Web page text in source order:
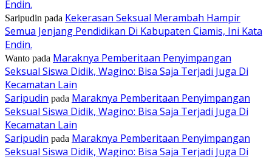
Endin.
Saripudin pada Kekerasan Seksual Merambah Hampir
Semua Jenjang Pendidikan Di Kabupaten Ciamis, Ini Kata
Endin.
Wanto pada Maraknya Pemberitaan Penyimpangan
Seksual Siswa Didik, Wagino: Bisa Saja Terjadi Juga Di
Kecamatan Lain
Saripudin pada Maraknya Pemberitaan Penyimpangan
Seksual Siswa Didik, Wagino: Bisa Saja Terjadi Juga Di
Kecamatan Lain
Saripudin pada Maraknya Pemberitaan Penyimpangan
Seksual Siswa Didik, Wagino: Bisa Saja Terjadi Juga Di